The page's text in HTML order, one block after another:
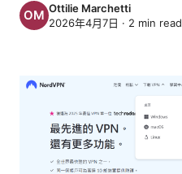
Ottilie Marchetti
2026年4月7日 · 2 min read